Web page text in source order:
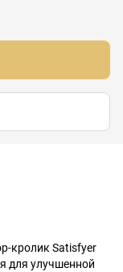
кролик Satisfyer
для улучшенной